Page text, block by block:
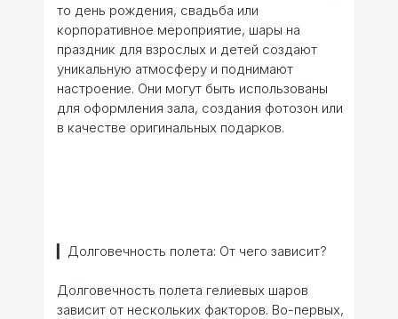
то день рождения, свадьба или
корпоративное мероприятие, шары на
праздник для взрослых и детей создают
уникальную атмосферу и поднимают
настроение. Они могут быть использованы
для оформления зала, создания фотозон или
в качестве оригинальных подарков.
▎Долговечность полета: От чего зависит?
Долговечность полета гелиевых шаров
зависит от нескольких факторов. Во-первых,